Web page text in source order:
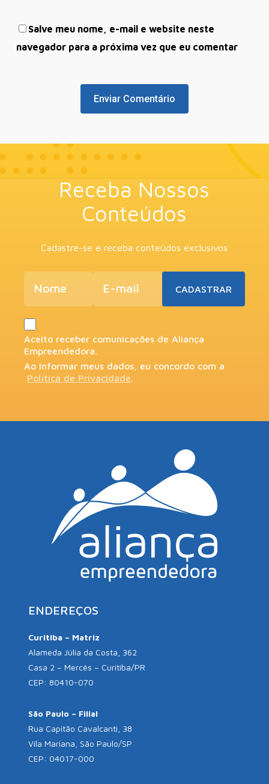
Salve meu nome, e-mail e website neste
navegador para a próxima vez que eu comentar
Receba Nossos
Conteúdos
Cadastre-se e receba conteúdos exclusivos
Aceito receber comunicações de Aliança
Empreendedora.
Ao informar meus dados, eu concordo com a
Política de Privacidade.
ENDEREÇOS
Curitiba – Matriz
Alameda Júlia da Costa, 362
Casa 2 – Mercês – Curitiba/PR
CEP: 80410-070
São Paulo – Filial
Rua Capitão Cavalcanti, 38
Vila Mariana, São Paulo/SP
CEP: 04017-000